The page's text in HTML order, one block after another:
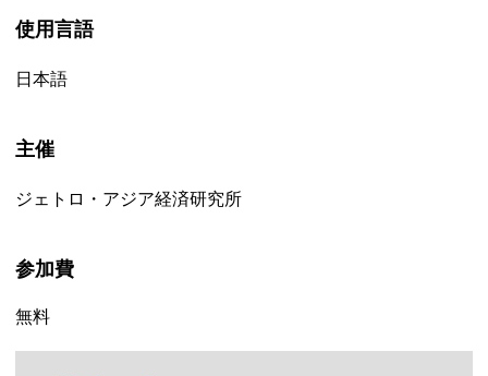
使用言語
日本語
主催
ジェトロ・アジア経済研究所
参加費
無料